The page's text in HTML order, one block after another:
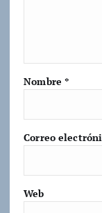
Nombre*
Correo
Web